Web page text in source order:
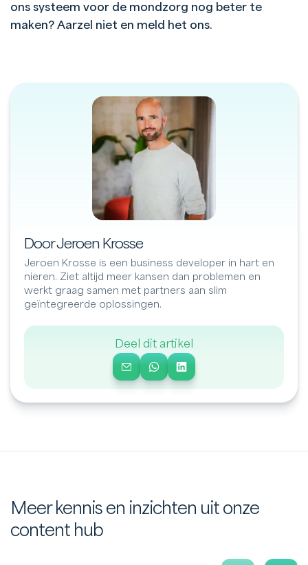
ons systeem voor de mondzorg nog beter te
maken? Aarzel niet en meld het ons.
Door Jeroen Krosse
Jeroen Krosse is een business developer in hart en
nieren. Ziet altijd meer kansen dan problemen en
werkt graag samen met partners aan slim
geïntegreerde oplossingen.
Deel dit artikel
Meer kennis en inzichten uit onze
content hub